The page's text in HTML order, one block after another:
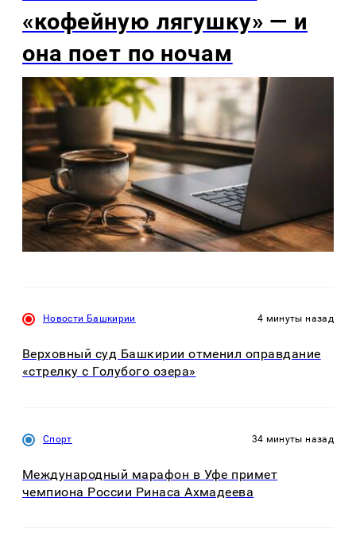
«кофейную лягушку» — и
она поет по ночам
Новости Башкирии 4 минуты назад
Верховный суд Башкирии отменил оправдание
«стрелку с Голубого озера»
Спорт 34 минуты назад
Международный марафон в Уфе примет
чемпиона России Ринаса Ахмадеева